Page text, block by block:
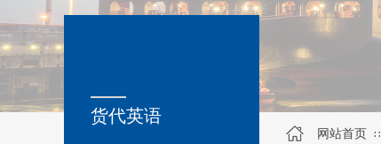
关于我们
货代英语
网站首页 ∷